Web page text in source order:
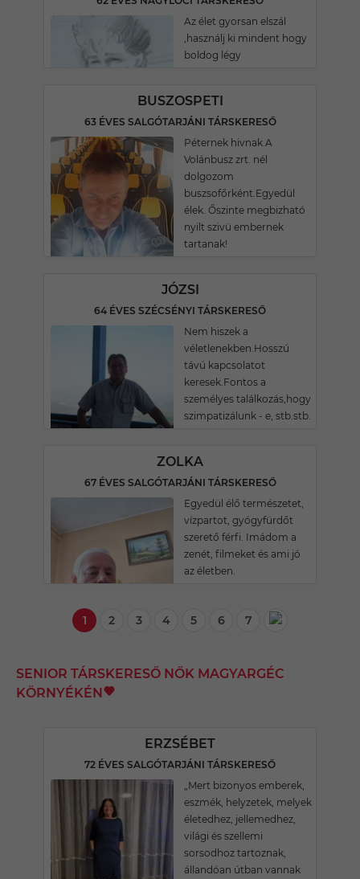
Az élet gyorsan elszál
,használj ki mindent hogy
boldog légy
BUSZOSPETI
63 ÉVES SALGÓTARJÁNI TÁRSKERESŐ
Péternek hivnak.A
Volánbusz zrt. nél
dolgozom
buszsofőrként.Egyedül
élek. Őszinte megbizható
nyilt szivü embernek
tartanak!
JÓZSI
64 ÉVES SZÉCSÉNYI TÁRSKERESŐ
Nem hiszek a
véletlenekben.Hosszú
távú kapcsolatot
keresek.Fontos a
személyes találkozás,hogy
szimpatizálunk - e, stb.stb.
ZOLKA
67 ÉVES SALGÓTARJÁNI TÁRSKERESŐ
Egyedül élő természetet,
vízpartot, gyógyfürdőt
szerető férfi. Imádom a
zenét, filmeket és ami jó
az életben.
1 2 3 4 5 6 7
SENIOR TÁRSKERESŐ NŐK MAGYARGÉC
KÖRNYÉKÉN
ERZSÉBET
72 ÉVES SALGÓTARJÁNI TÁRSKERESŐ
„Mert bizonyos emberek,
eszmék, helyzetek, melyek
életedhez, jellemedhez,
világi és szellemi
sorsodhoz tartoznak,
állandóan útban vannak